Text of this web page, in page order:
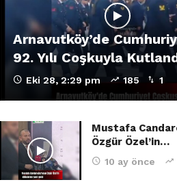
Arnavutköy’de
92. Yılı Coşkuyla
Eki 28, 2:29 pm 185 1
Mustafa
Özgür Özel’in…
10 ay önce